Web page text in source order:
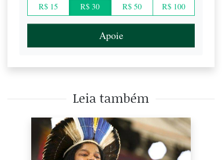
R$ 15 R$ 30 R$ 50 R$ 100
Apoie
Leia também